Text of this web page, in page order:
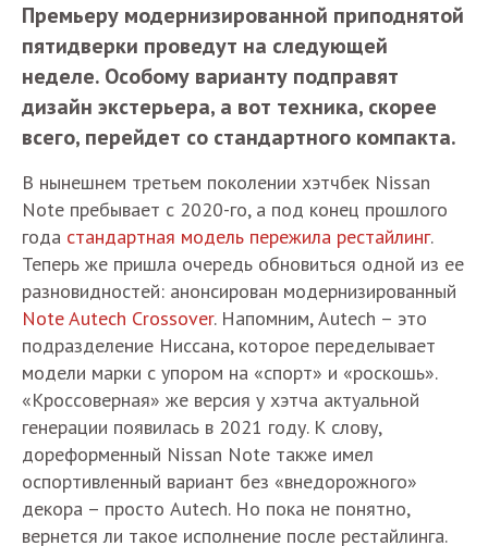
Премьеру модернизированной приподнятой
пятидверки проведут на следующей
неделе. Особому варианту подправят
дизайн экстерьера, а вот техника, скорее
всего, перейдет со стандартного компакта.
В нынешнем третьем поколении хэтчбек Nissan
Note пребывает с 2020-го, а под конец прошлого
года стандартная модель пережила рестайлинг.
Теперь же пришла очередь обновиться одной из ее
разновидностей: анонсирован модернизированный
Note Autech Crossover. Напомним, Autech – это
подразделение Ниссана, которое переделывает
модели марки с упором на «спорт» и «роскошь».
«Кроссоверная» же версия у хэтча актуальной
генерации появилась в 2021 году. К слову,
дореформенный Nissan Note также имел
оспортивленный вариант без «внедорожного»
декора – просто Autech. Но пока не понятно,
вернется ли такое исполнение после рестайлинга.